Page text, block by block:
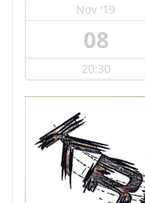
Nov '19
08
20:30